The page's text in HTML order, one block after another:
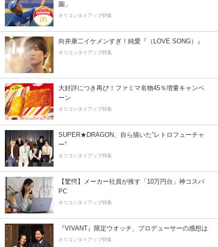
園」
オリコンタイアップ特集
向井康二イケメンすぎ！純愛『（LOVE SONG）』
オリコンタイアップ特集
大好評につき再び！ファミマ名物45％増量キャンペ
ーン
オリコンタイアップ特集
SUPER★DRAGON、自ら描いた”レトロフューチャ
ー”
オリコンタイアップ特集
【驚愕】メーカー社員が推す「10万円台」神コスパ
PC
オリコンタイアップ特集
『VIVANT』限定ウオッチ、プロデューサーの感想は
オリコンタイアップ特集